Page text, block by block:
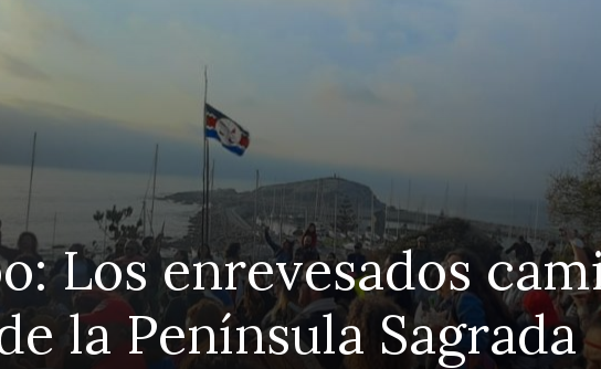
Colegio de profesores
protección a docentes
de Katherine Yoma